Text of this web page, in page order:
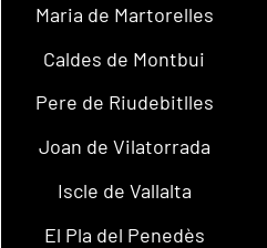
Maria de Martorelles
Caldes de Montbui
Pere de Riudebitlles
Joan de Vilatorrada
Iscle de Vallalta
El Pla del Penedès